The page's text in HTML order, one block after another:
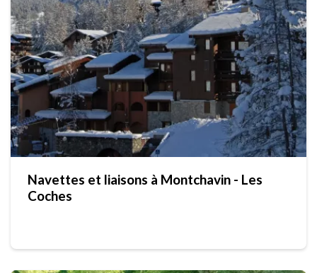
Navettes et liaisons à Montchavin - Les
Coches